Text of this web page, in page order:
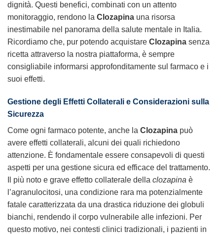
dignità. Questi benefici, combinati con un attento
monitoraggio, rendono la Clozapina una risorsa
inestimabile nel panorama della salute mentale in Italia.
Ricordiamo che, pur potendo acquistare Clozapina senza
ricetta attraverso la nostra piattaforma, è sempre
consigliabile informarsi approfonditamente sul farmaco e i
suoi effetti.
Gestione degli Effetti Collaterali e Considerazioni sulla
Sicurezza
Come ogni farmaco potente, anche la Clozapina può
avere effetti collaterali, alcuni dei quali richiedono
attenzione. È fondamentale essere consapevoli di questi
aspetti per una gestione sicura ed efficace del trattamento.
Il più noto e grave effetto collaterale della clozapina è
l’agranulocitosi, una condizione rara ma potenzialmente
fatale caratterizzata da una drastica riduzione dei globuli
bianchi, rendendo il corpo vulnerabile alle infezioni. Per
questo motivo, nei contesti clinici tradizionali, i pazienti in